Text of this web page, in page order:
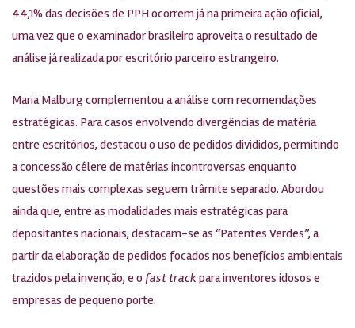
44,1% das decisões de PPH ocorrem já na primeira ação oficial,
uma vez que o examinador brasileiro aproveita o resultado de
análise já realizada por escritório parceiro estrangeiro.
Maria Malburg complementou a análise com recomendações
estratégicas. Para casos envolvendo divergências de matéria
entre escritórios, destacou o uso de pedidos divididos, permitindo
a concessão célere de matérias incontroversas enquanto
questões mais complexas seguem trâmite separado. Abordou
ainda que, entre as modalidades mais estratégicas para
depositantes nacionais, destacam-se as “Patentes Verdes”, a
partir da elaboração de pedidos focados nos benefícios ambientais
trazidos pela invenção, e o fast trackpara inventores idosos e
empresas de pequeno porte.